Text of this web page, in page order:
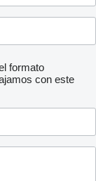
formato
con este